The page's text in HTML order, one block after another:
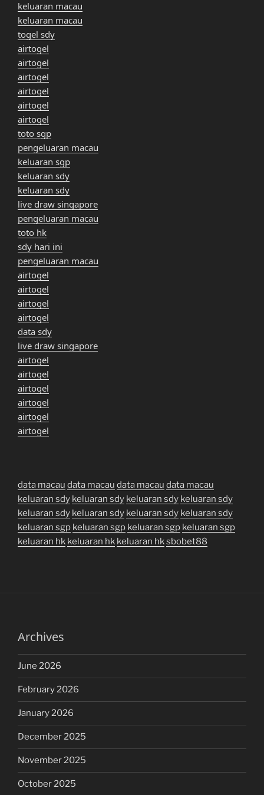
keluaran macau
keluaran macau
togel sdy
airtogel
airtogel
airtogel
airtogel
airtogel
airtogel
toto sgp
pengeluaran macau
keluaran sgp
keluaran sdy
keluaran sdy
live draw singapore
pengeluaran macau
toto hk
sdy hari ini
pengeluaran macau
airtogel
airtogel
airtogel
airtogel
data sdy
live draw singapore
airtogel
airtogel
airtogel
airtogel
airtogel
airtogel
data macau data macau data macau data macau
keluaran sdy keluaran sdy keluaran sdy keluaran sdy
keluaran sdy keluaran sdy keluaran sdy keluaran sdy
keluaran sgp keluaran sgp keluaran sgp keluaran sgp
keluaran hk keluaran hk keluaran hksbobet88
Archives
June 2026
February 2026
January 2026
December 2025
November 2025
October 2025